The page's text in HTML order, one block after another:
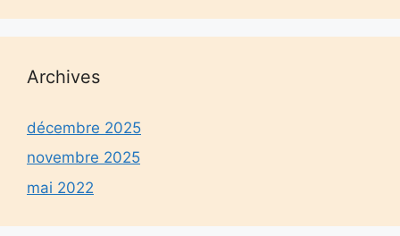
Archives
décembre 2025
novembre 2025
mai 2022